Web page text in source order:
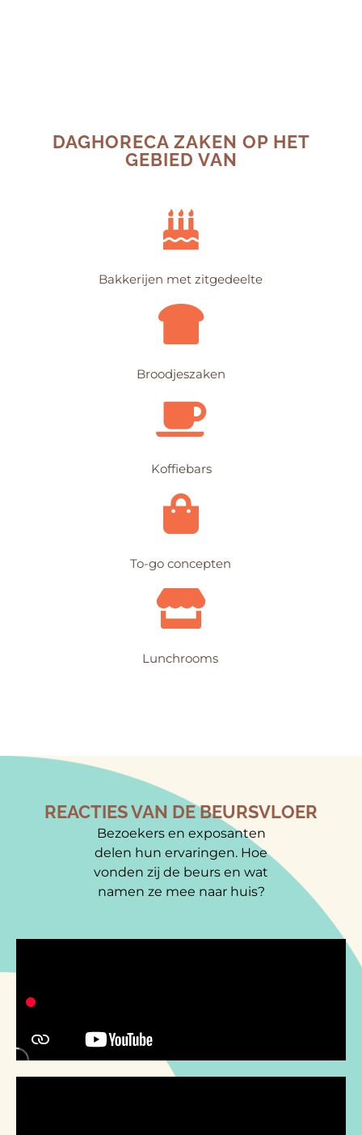
DAGHORECA ZAKEN OP HET
GEBIED VAN
Bakkerijen met zitgedeelte
Broodjeszaken
Koffiebars
To-go concepten
Lunchrooms
REACTIES VAN DE BEURSVLOER
Bezoekers en exposanten
delen hun ervaringen. Hoe
vonden zij de beurs en wat
namen ze mee naar huis?